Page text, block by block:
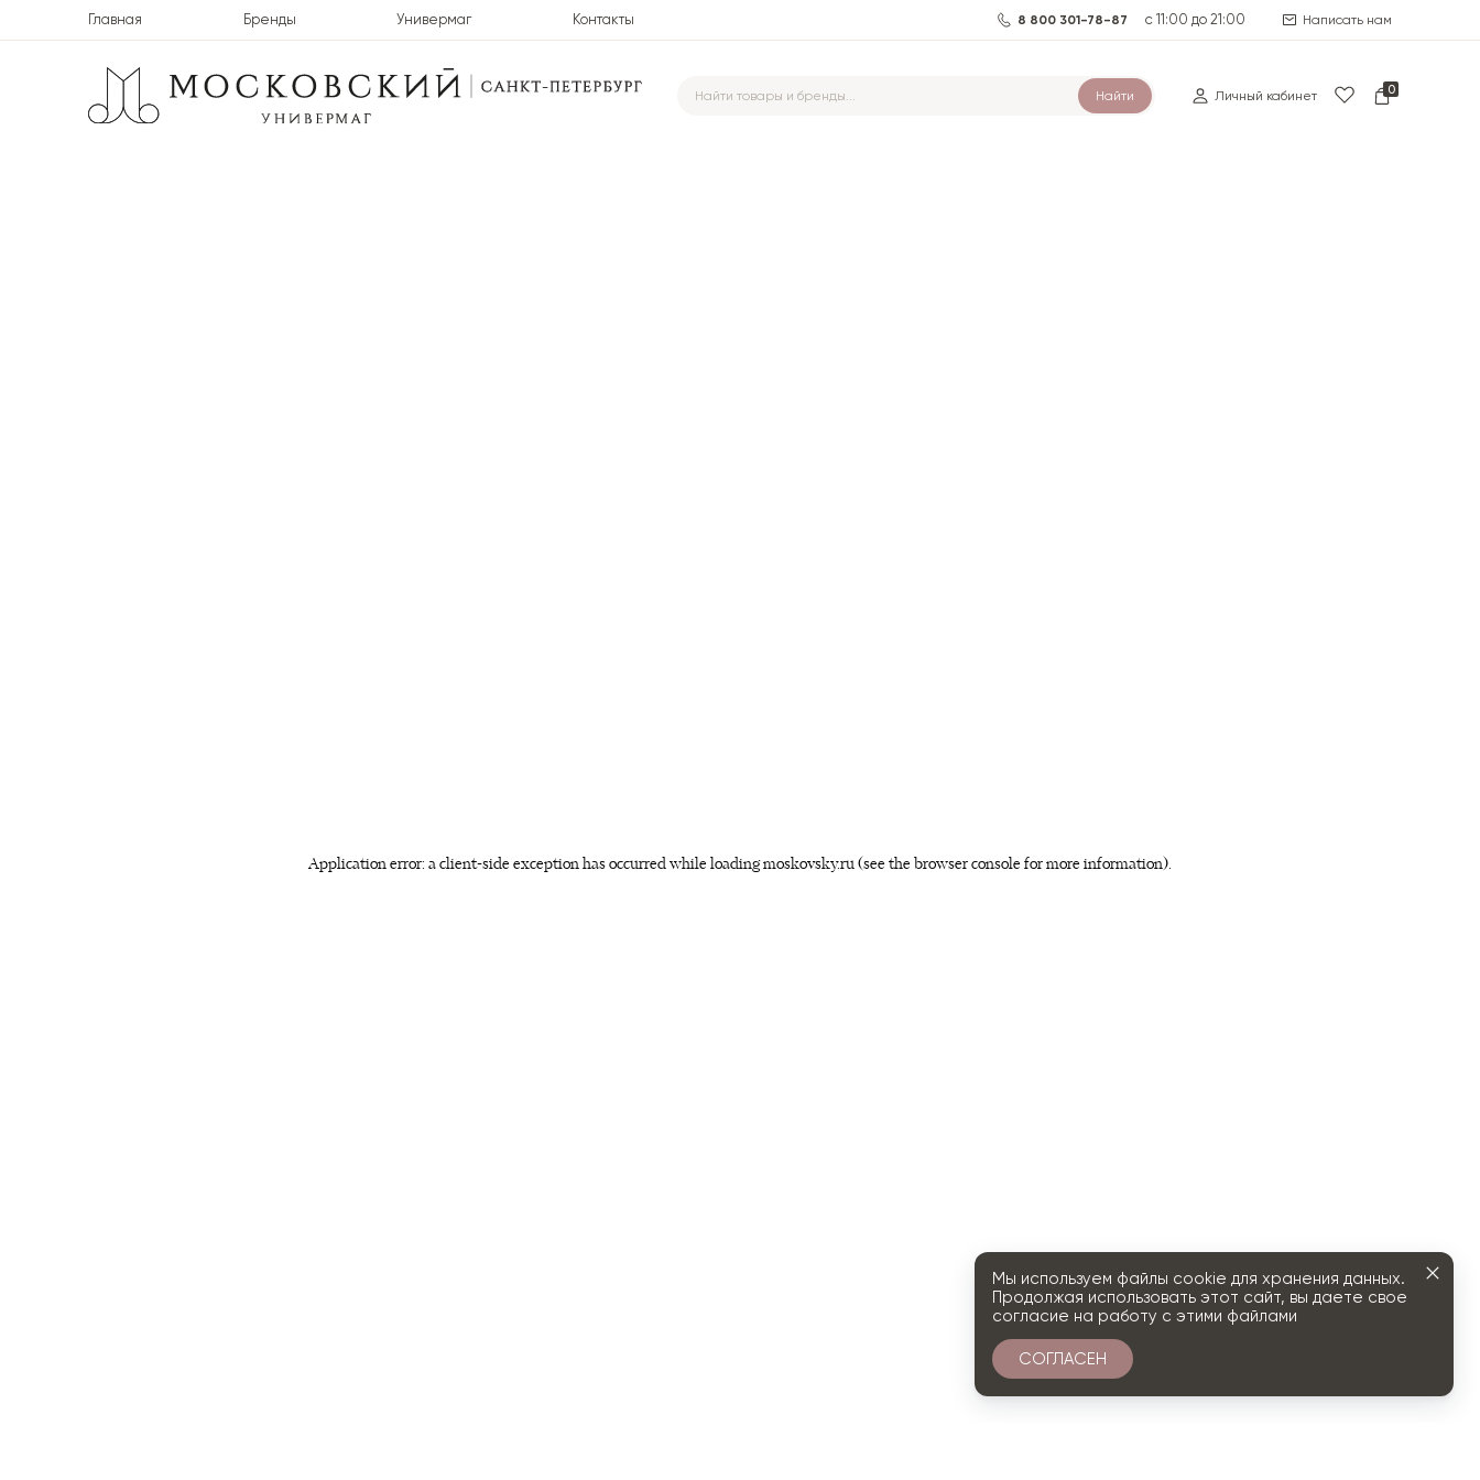
Главная Бренды Универмаг Контакты 8 800 301-78-87 с 11:00 до 21:00 Написать нам
Найти Личный кабинет 0
Application error: a client-side exception has occurred while loadingmoskovsky.ru (see the browser console for more information).
Мы используем файлы cookie для хранения данных.
Продолжая использовать этот сайт, вы даете свое
согласие на работу с этими файлами
СОГЛАСЕН